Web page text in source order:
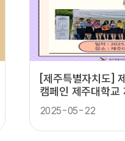
[제주특별자치도]
캠페인 제주대학교
권자 투표UP」캠페
2025-05-22